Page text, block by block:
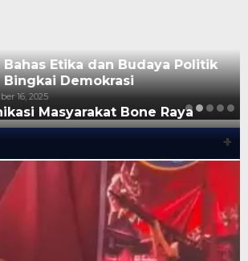
Etika dan Budaya Politik
Demokrasi
16, 2025
+
Masyarakat Bone Raya